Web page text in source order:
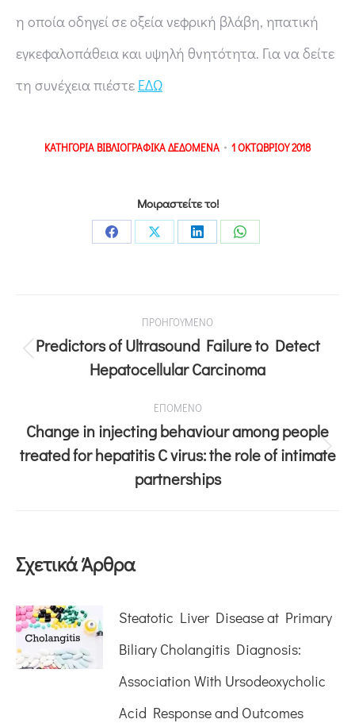
η οποία οδηγεί σε οξεία νεφρική βλάβη, ηπατική
εγκεφαλοπάθεια και υψηλή θνητότητα. Για να δείτε
τη συνέχεια πιέστε ΕΔΩ
ΚΑΤΗΓΟΡΙΑ ΒΙΒΛΙΟΓΡΑΦΙΚΑ ΔΕΔΟΜΕΝΑ 1 ΟΚΤΩΒΡΙΟΥ 2018
Μοιραστείτε το!
ΠΡΟΗΓΟΥΜΕΝΟ
Predictors of Ultrasound Failure to Detect
Hepatocellular Carcinoma
ΕΠΟΜΕΝΟ
Change in injecting behaviour among people
treated for hepatitis C virus: the role of intimate
partnerships
Σχετικά Άρθρα
Steatotic Liver Disease at Primary
Biliary Cholangitis Diagnosis:
Association With Ursodeoxycholic
Acid Response and Outcomes